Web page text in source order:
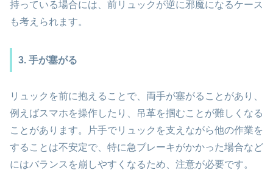
持っている場合には、前リュックが逆に邪魔になるケース
も考えられます。
3. 手が塞がる
リュックを前に抱えることで、両手が塞がることがあり、
例えばスマホを操作したり、吊革を掴むことが難しくなる
ことがあります。片手でリュックを支えながら他の作業を
することは不安定で、特に急ブレーキがかかった場合など
にはバランスを崩しやすくなるため、注意が必要です。